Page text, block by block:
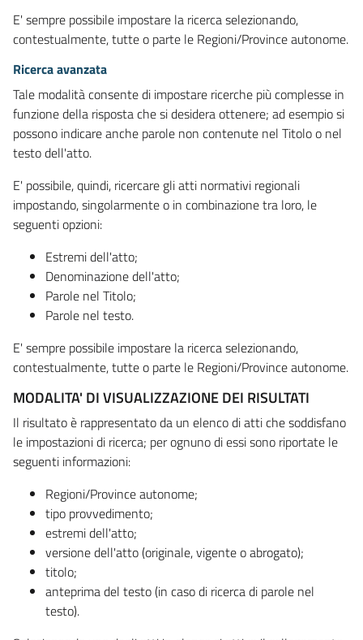
E' sempre possibile impostare la ricerca selezionando,
contestualmente, tutte o parte le Regioni/Province autonome.
Ricerca avanzata
Tale modalità consente di impostare ricerche più complesse in
funzione della risposta che si desidera ottenere; ad esempio si
possono indicare anche parole non contenute nel Titolo o nel
testo dell'atto.
E' possibile, quindi, ricercare gli atti normativi regionali
impostando, singolarmente o in combinazione tra loro, le
seguenti opzioni:
Estremi dell'atto;
Denominazione dell'atto;
Parole nel Titolo;
Parole nel testo.
E' sempre possibile impostare la ricerca selezionando,
contestualmente, tutte o parte le Regioni/Province autonome.
MODALITA' DI VISUALIZZAZIONE DEI RISULTATI
Il risultato è rappresentato da un elenco di atti che soddisfano
le impostazioni di ricerca; per ognuno di essi sono riportate le
seguenti informazioni:
Regioni/Province autonome;
tipo provvedimento;
estremi dell'atto;
versione dell'atto (originale, vigente o abrogato);
titolo;
anteprima del testo (in caso di ricerca di parole nel
testo).